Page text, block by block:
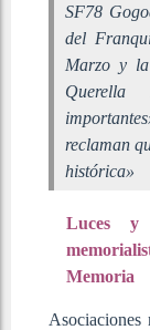
SF78
del
Marzo y
Querella
reclaman
histórica»
Luces y
Memoria
Asociaciones